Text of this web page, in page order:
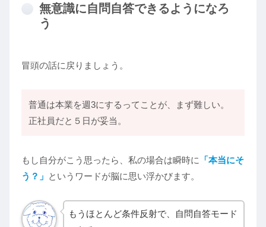
無意識に自問自答できるようになろ
う
冒頭の話に戻りましょう。
普通は本業を週3にするってことが、まず難しい。
正社員だと５日が妥当。
もし自分がこう思ったら、私の場合は瞬時に
「本当にそ
う？」 というワードが脳に思い浮かびます。
もうほとんど条件反射で、自問自答モード